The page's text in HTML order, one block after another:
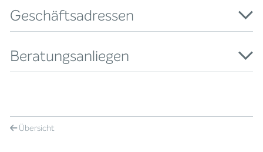
Geschäftsadressen
Beratungsanliegen
Übersicht